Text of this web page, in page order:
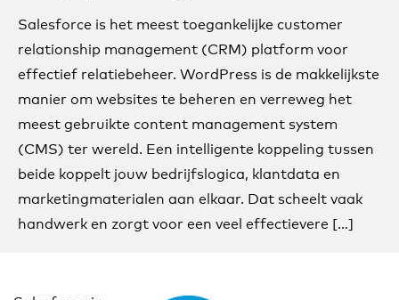
Salesforce is het meest toegankelijke customer
relationship management (CRM) platform voor
effectief relatiebeheer. WordPress is de makkelijkste
manier om websites te beheren en verreweg het
meest gebruikte content management system
(CMS) ter wereld. Een intelligente koppeling tussen
beide koppelt jouw bedrijfslogica, klantdata en
marketingmaterialen aan elkaar. Dat scheelt vaak
handwerk en zorgt voor een veel effectievere […]